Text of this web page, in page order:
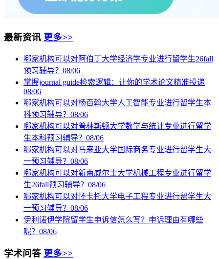
最新资讯 更多>>
哪家机构可以对阿伯丁大学经济学专业进行留学生26fall
预习辅导？ 08/06
掌握journal guide检索逻辑：让你的学术论文精准投递
08/06
哪家机构可以对杨百翰大学人工智能专业进行留学生本
科预习辅导？ 08/06
哪家机构可以对普林斯顿大学数学与统计专业进行留学
生本科预习辅导？ 08/06
哪家机构可以对马来亚大学国际商务专业进行留学生大
一预习辅导？ 08/06
哪家机构可以对新南威尔士大学机械工程专业进行留学
生26fall预习辅导？ 08/06
哪家机构可以对怀卡托大学电子工程专业进行留学生大
一预习辅导？ 08/06
伊利诺伊学院留学生申诉信怎么写？申诉理由有哪些
呢？ 08/06
学术问答 更多>>